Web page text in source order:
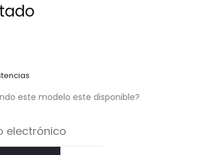
este modelo este disponible?